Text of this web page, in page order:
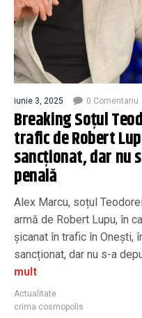
iunie 3, 2025 0 Comentariu
Breaking Soțul
trafic de Robert
sancționat, dar nu
penală
Alex Marcu, soțul
armă de Robert Lupu, în
şicanat în trafic în Oneşti,
sancționat, dar nu s-a
mult
Actualitate
crima cosmopolis